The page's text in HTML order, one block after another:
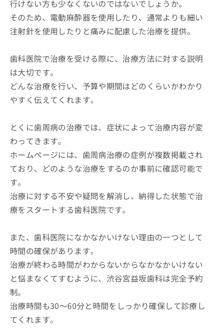
行けない方も少なくないのではないでしょうか。
そのため、電動麻酔器を使用したり、通常よりも細い
注射針を使用したりと痛みに配慮した治療を提供。
歯科医院で治療を受ける際に、治療方法に対する説明
は大切です。
どんな治療を行い、予算や期間はどのくらいかわかり
やすく伝えてくれます。
とくに歯周病の治療では、症状によって治療内容が変
わってきます。
ホームページには、歯周病治療の症例が複数掲載され
ており、どのような治療をするのか事前に確認可能で
す。
治療に対する不安や疑問を解消し、納得した状態で治
療をスタートする歯科医院です。
また、歯科医院になかなかいけない理由の一つとして
時間の確保があります。
治療が終わる時間がわからないからなかなかいけない
と悩まなくてすむように、渋谷宮益坂歯科は完全予約
制。
治療時間も30～60分と時間をしっかり確保して診療し
てくれます。